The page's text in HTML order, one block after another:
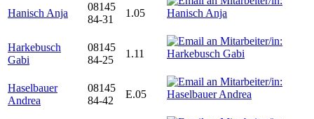
Hanisch Anja
08145
84-31
1.05
Harkebusch
Gabi
08145
84-25
1.11
Haselbauer
Andrea
08145
84-42
E.05